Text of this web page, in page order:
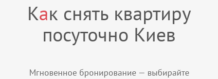
Как снять квартиру
посуточно Киев
Мгновенное бронирование — выбирайте